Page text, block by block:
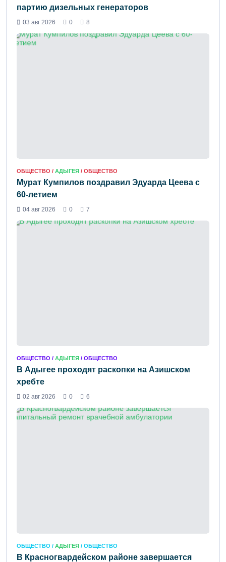
партию дизельных генераторов
03 авг 2026 0 8
ОБЩЕСТВО / АДЫГЕЯ / ОБЩЕСТВО
Мурат Кумпилов поздравил Эдуарда Цеева с
60-летием
04 авг 2026 0 7
ОБЩЕСТВО / АДЫГЕЯ / ОБЩЕСТВО
В Адыгее проходят раскопки на Азишском
хребте
02 авг 2026 0 6
ОБЩЕСТВО / АДЫГЕЯ / ОБЩЕСТВО
В Красногвардейском районе завершается